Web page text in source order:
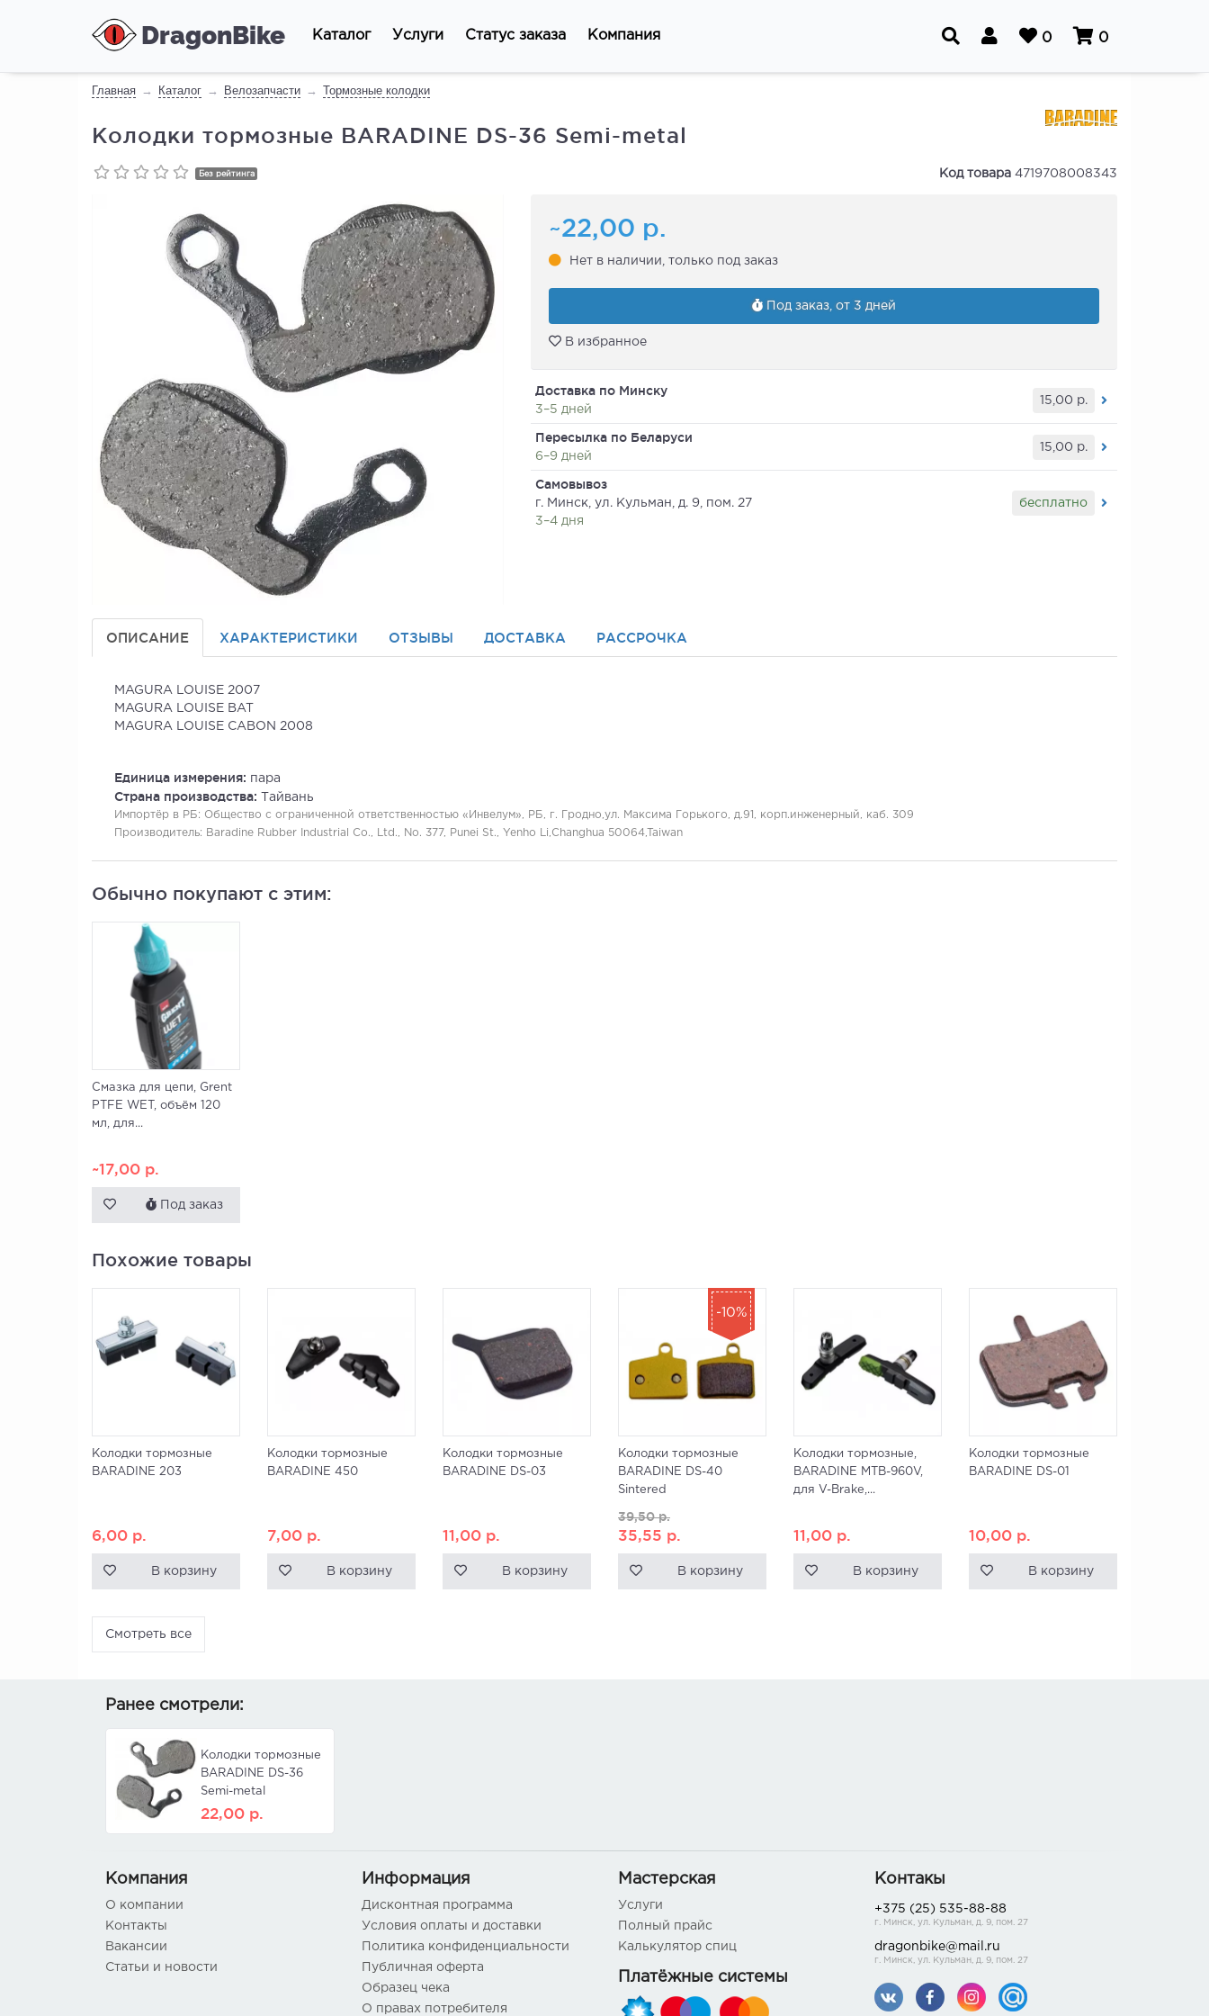
DragonBike 0 0
Каталог Услуги Статус заказа Компания
Главная Каталог Велозапчасти Тормозные колодки
Колодки тормозные BARADINE DS-36 Semi-metal
Код товара 4719708008343
Без рейтинга
~22,00 р.
Нет в наличии, только под заказ
Под заказ, от 3 дней
В избранное
Доставка по Минску
3–5 дней
15,00 р.
Пересылка по Беларуси
6–9 дней
15,00 р.
Самовывоз
г. Минск, ул. Кульман, д. 9, пом. 27
3–4 дня
бесплатно
ОПИСАНИЕ ХАРАКТЕРИСТИКИ ОТЗЫВЫ ДОСТАВКА РАССРОЧКА
MAGURA LOUISE 2007
MAGURA LOUISE BAT
MAGURA LOUISE CABON 2008
Единица измерения: пара
Страна производства: Тайвань
Импортёр в РБ: Общество с ограниченной ответственностью «Инвелум», РБ, г. Гродно,ул. Максима Горького, д.91, корп.инженерный, каб. 309
Производитель:
Baradine Rubber Industrial Co., Ltd., No. 377, Punei St., Yenho Li,Changhua 50064,Taiwan
Обычно покупают с этим:
Смазка для цепи, Grent
PTFE WET, объём 120
мл, для...
~17,00 р.
Под заказ
Похожие товары
Колодки тормозные
BARADINE 203
6,00 р.
В корзину
Колодки тормозные
BARADINE 450
7,00 р.
В корзину
Колодки тормозные
BARADINE DS-03
11,00 р.
В корзину
Колодки тормозные
BARADINE DS-40
Sintered
39,50р.
35,55 р.
В корзину
-10%
Колодки тормозные,
BARADINE MTB-960V,
для V-Brake,...
11,00 р.
В корзину
Колодки тормозные
BARADINE DS-01
10,00 р.
В корзину
Смотреть все
Ранее смотрели:
Колодки тормозные
BARADINE DS-36
Semi-metal
22,00 р.
Компания
О компании
Контакты
Вакансии
Статьи и новости
Информация
Дисконтная программа
Условия оплаты и доставки
Политика конфиденциальности
Публичная оферта
Образец чека
О правах потребителя
Мастерская
Услуги
Полный прайс
Калькулятор спиц
Платёжные системы
Контакы
+375 (25) 535-88-88
г. Минск, ул. Кульман, д. 9, пом. 27
dragonbike@mail.ru
г. Минск, ул. Кульман, д. 9, пом. 27